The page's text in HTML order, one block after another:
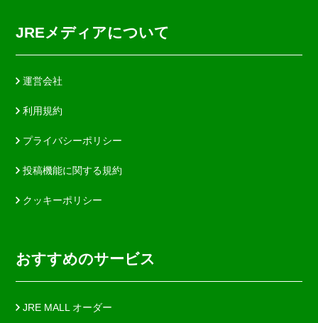
JREメディアについて
運営会社
利用規約
プライバシーポリシー
投稿機能に関する規約
クッキーポリシー
おすすめのサービス
JRE MALL オーダー